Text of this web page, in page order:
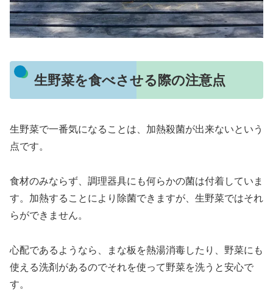
生野菜を食べさせる際の注意点
生野菜で一番気になることは、加熱殺菌が出来ないという
点です。
食材のみならず、調理器具にも何らかの菌は付着していま
す。加熱することにより除菌できますが、生野菜ではそれ
らができません。
心配であるようなら、まな板を熱湯消毒したり、野菜にも
使える洗剤があるのでそれを使って野菜を洗うと安心で
す。